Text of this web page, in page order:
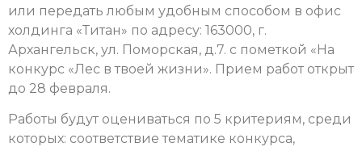
или передать любым удобным способом в офис
холдинга «Титан» по адресу: 163000, г.
Архангельск, ул. Поморская, д.7. с пометкой «На
конкурс «Лес в твоей жизни». Прием работ открыт
до 28 февраля.
Работы будут оцениваться по 5 критериям, среди
которых: соответствие тематике конкурса,